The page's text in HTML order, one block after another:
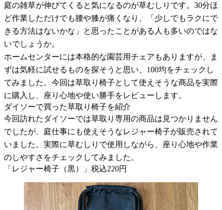
庭の雑草が伸びてくると気になるのが草むしりです。30分ほ
ど作業しただけでも腰や膝が痛くなり、「少しでもラクにで
きる方法はないかな」と思ったことがある人も多いのではな
いでしょうか。
ホームセンターには本格的な園芸用チェアもありますが、ま
ずは気軽に試せるものを探そうと思い、100均をチェックし
てみました。今回は草取り椅子として使えそうな商品を実際
に購入し、座り心地や使い勝手をレビューします。
ダイソーで買った草取り椅子を紹介
今回訪れたダイソーでは草取り専用の商品は見つかりません
でしたが、庭仕事にも使えそうなレジャー椅子が販売されて
いました。実際に草むしりで使用しながら、座り心地や作業
のしやすさをチェックしてみました。
「レジャー椅子（黒）」税込220円